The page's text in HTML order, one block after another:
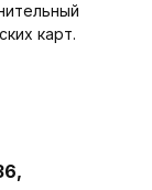
карт.